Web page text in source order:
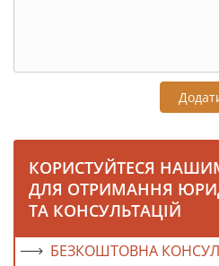
КОРИСТУЙТЕСЯ
ДЛЯ ОТРИМАННЯ
ТА КОНСУЛЬТАЦІЙ
БЕЗКОШТОВНА